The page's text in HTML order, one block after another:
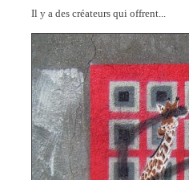
Il y a des créateurs qui offrent...